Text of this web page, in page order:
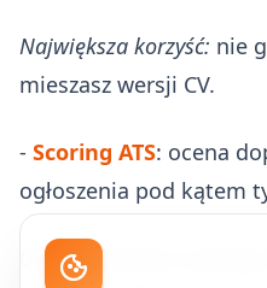
Największa korzyść: nie
mieszasz wersji CV.
- Scoring ATS: ocena
ogłoszenia pod kątem
Uwaga uczciwa: